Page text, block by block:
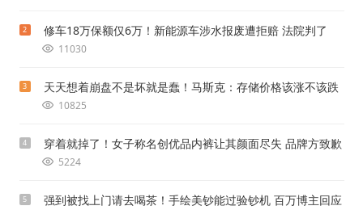
2 修车18万保额仅6万！新能源车涉水报废遭拒赔 法院判了
11030
3 天天想着崩盘不是坏就是蠢！马斯克：存储价格该涨不该跌
10825
4 穿着就掉了！女子称名创优品内裤让其颜面尽失 品牌方致歉
5224
5 强到被找上门请去喝茶！手绘美钞能过验钞机 百万博主回应